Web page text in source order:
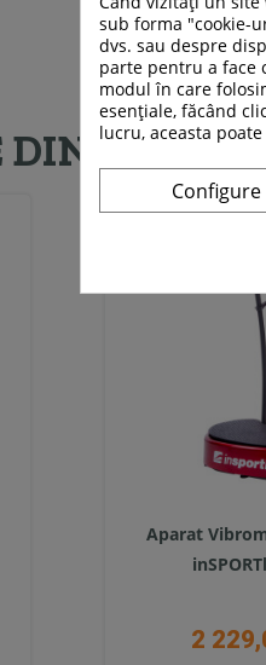
Aparat
2
sub forma "cookie-
dvs. sau despre
parte pentru a face
modul în care
esențiale, făcând
lucru, aceasta
Configure